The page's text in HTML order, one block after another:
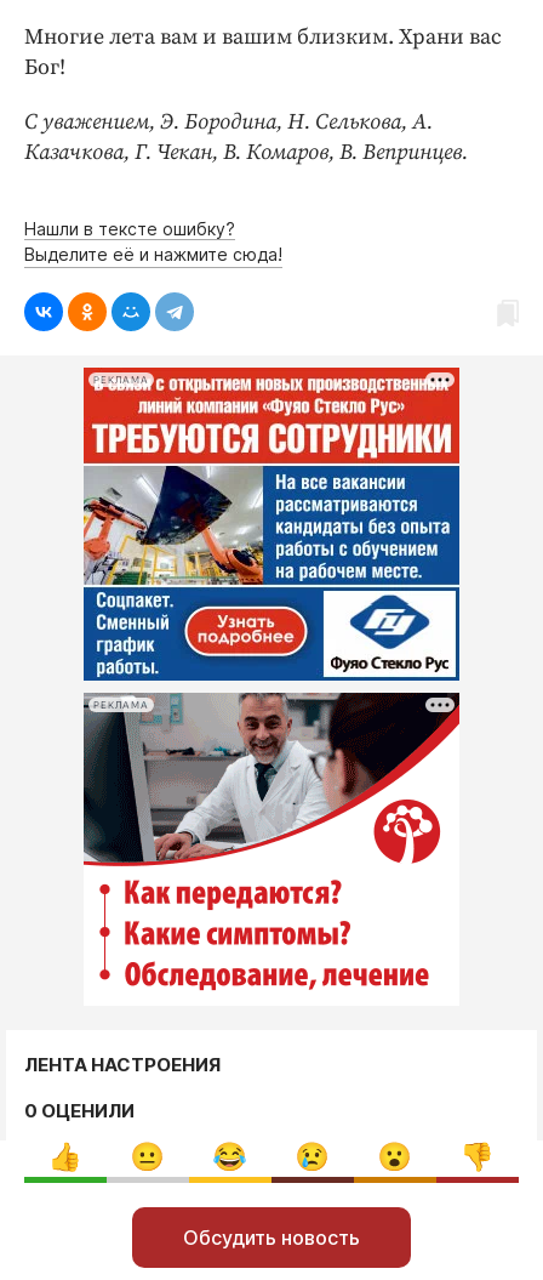
Многие лета вам и вашим близким. Храни вас
Бог!
С уважением, Э. Бородина, Н. Селькова, А.
Казачкова, Г. Чекан, В. Комаров, В. Вепринцев.
Нашли в тексте ошибку?
Выделите её и нажмите сюда!
РЕКЛАМА
РЕКЛАМА
ЛЕНТА НАСТРОЕНИЯ
0 ОЦЕНИЛИ
Обсудить новость